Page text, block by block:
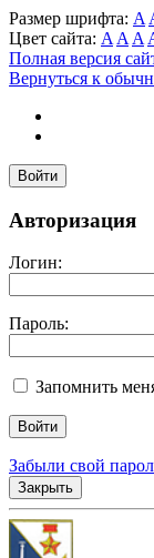
Размер шрифта: A
Цвет сайта: A A A
Полная версия
Вернуться к
Войти
Авторизация
Логин:
Пароль:
Запомнить
Забыли свой
Закрыть